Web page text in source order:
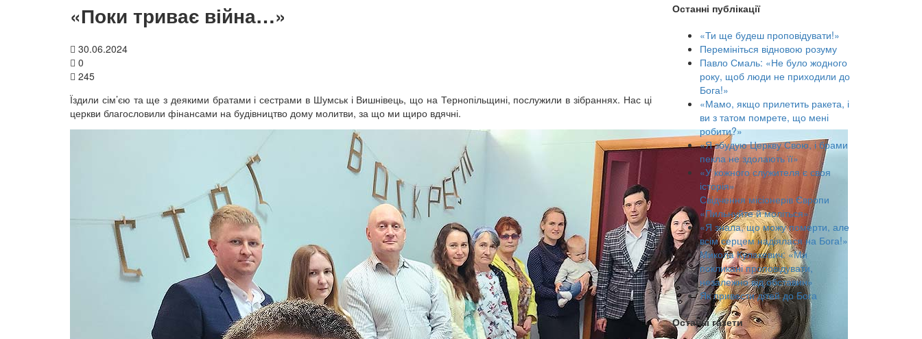
«Поки триває війна…»
30.06.2024
0
245
Їздили сім’єю та ще з деякими братами і сестрами в Шумськ і Вишнівець, що на Тернопільщині, послужили в зібраннях. Нас ці
церкви благословили фінансами на будівництво дому молитви, за що ми щиро вдячні.
Останні публікації
«Ти ще будеш проповідувати!»
Перемініться відновою розуму
Павло Смаль: «Не було жодного
року, щоб люди не приходили до
Бога!»
«Мамо, якщо прилетить ракета, і
ви з татом помрете, що мені
робити?»
«Я збудую Церкву Свою, і брами
пекла не здолають її»
«У кожного служителя є своя
історія»
Свідчення місіонерів Європи
«Пильнуйте й моліться»
«Я знала, що можу померти, але
всім серцем надіялася на Бога!»
Микола Кулакевич: «Ми
покликані проповідувати,
незалежно від обставин»
Як привести дітей до Бога
Останні газети